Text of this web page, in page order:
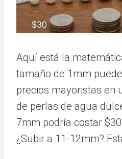
Aquí está la
tamaño de 1mm
precios mayoristas en
de perlas de agua
7mm podría costar
¿Subir a 11-12mm?